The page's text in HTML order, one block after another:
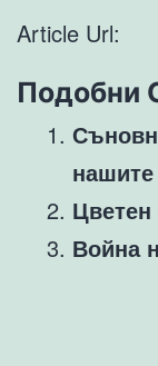
Article Url:
Подобни
Война